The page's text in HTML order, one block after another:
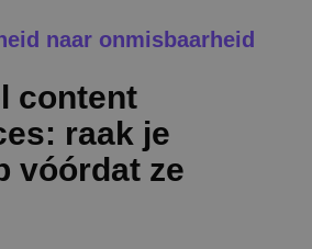
naar onmisbaarheid
content
raak je
vóórdat ze